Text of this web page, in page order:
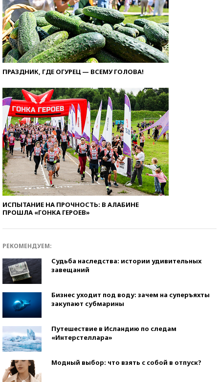
ПРАЗДНИК, ГДЕ ОГУРЕЦ — ВСЕМУ ГОЛОВА!
ИСПЫТАНИЕ НА ПРОЧНОСТЬ: В АЛАБИНЕ
ПРОШЛА «ГОНКА ГЕРОЕВ»
РЕКОМЕНДУЕМ:
Судьба наследства: истории удивительных
завещаний
Бизнес уходит под воду: зачем на суперъяхты
закупают субмарины
Путешествие в Исландию по следам
«Интерстеллара»
Модный выбор: что взять с собой в отпуск?